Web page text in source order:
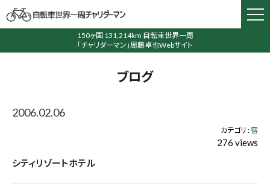
150ヶ国 131,214km 自転車世界一周
「チャリダーマン」周藤卓也Webサイト
ブログ
2006.02.06
カテゴリ :宿
276 views
シティリゾートホテル